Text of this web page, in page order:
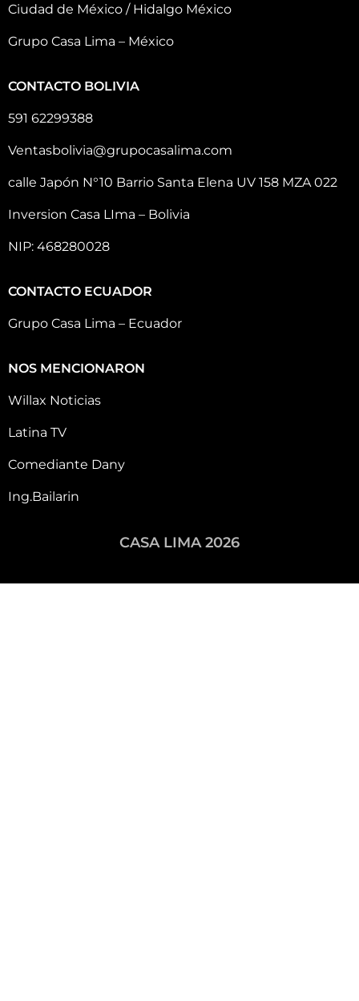
Ciudad de México / Hidalgo México
Grupo Casa Lima – México
CONTACTO BOLIVIA
591 62299388
Ventasbolivia@grupocasalima.com
calle Japón N°10 Barrio Santa Elena UV 158 MZA 022
Inversion Casa LIma – Bolivia
NIP: 468280028
CONTACTO ECUADOR
Grupo Casa Lima – Ecuador
NOS MENCIONARON
Willax Noticias
Latina TV
Comediante Dany
Ing.Bailarin
CASA LIMA 2026